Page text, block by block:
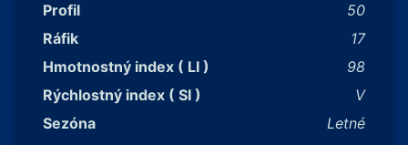
Profil
50
Ráfik
17
Hmotnostný index ( LI )
98
Rýchlostný index ( SI )
V
Sezóna
Letné